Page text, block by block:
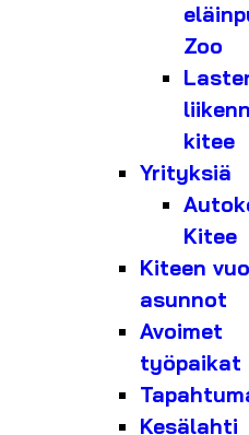
Zoo
kitee
Yrityksiä
Kitee
Kiteen
asunnot
Avoimet
työpaikat
Kesälahti